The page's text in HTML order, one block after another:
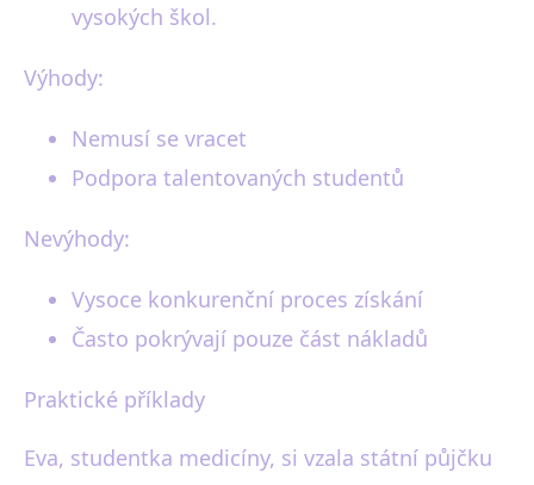
vysokých škol.
Výhody:
Nemusí se vracet
Podpora talentovaných studentů
Nevýhody:
Vysoce konkurenční proces získání
Často pokrývají pouze část nákladů
Praktické příklady
Eva, studentka medicíny, si vzala státní půjčku